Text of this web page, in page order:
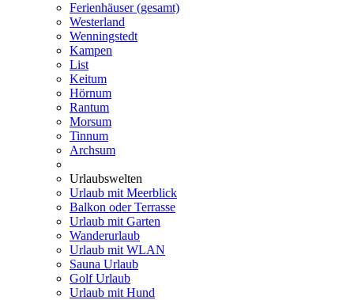
Ferienhäuser (gesamt)
Westerland
Wenningstedt
Kampen
List
Keitum
Hörnum
Rantum
Morsum
Tinnum
Archsum
Urlaubswelten
Urlaub mit Meerblick
Balkon oder Terrasse
Urlaub mit Garten
Wanderurlaub
Urlaub mit WLAN
Sauna Urlaub
Golf Urlaub
Urlaub mit Hund